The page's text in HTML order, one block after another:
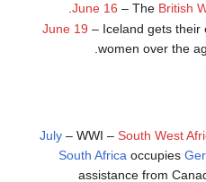
June 16 – The British
June 19 – Iceland gets their
women over the
July– WWI – South West
South Africa occupies
assistance from